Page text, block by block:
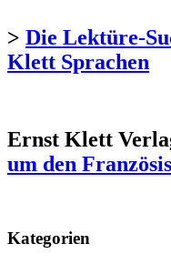
> Die Lektüre-
Klett Sprachen
Ernst Klett
um den
Kategorien